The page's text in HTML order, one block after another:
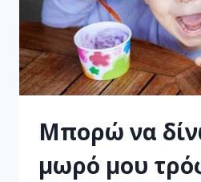
Μπορώ να
μωρό μου